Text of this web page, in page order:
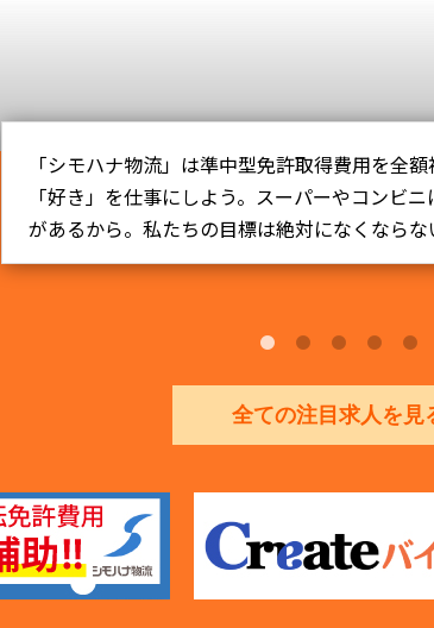
京都・四条大宮の小さな中華料理店から始まった
700店舗以上を展開し、次は1,000店舗の実現に
安…」という方も全く問題ありません！まずは【
いできるのを楽しみにしています！
全ての注目求人を見